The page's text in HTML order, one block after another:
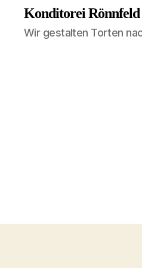
Konditorei Rönnfeld
Wir gestalten Torten